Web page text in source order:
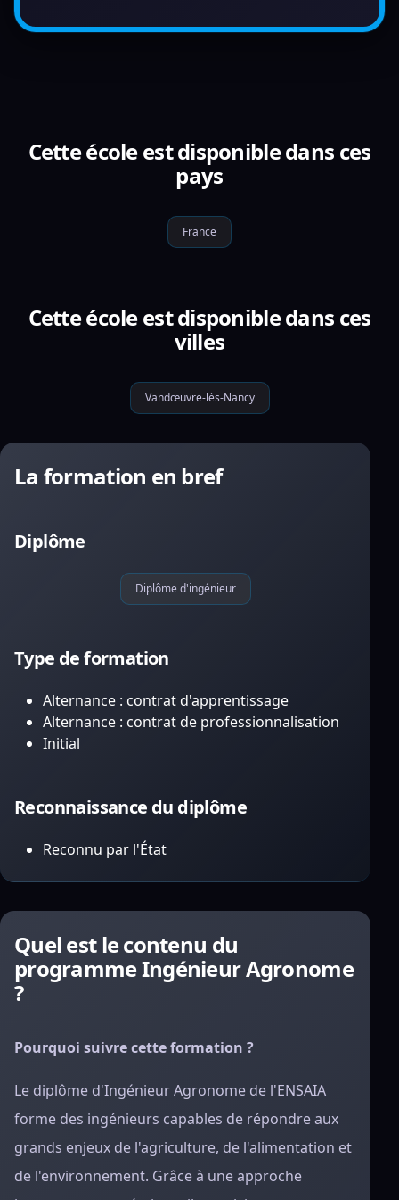
Cette école est disponible dans ces
pays
France
Cette école est disponible dans ces
villes
Vandœuvre-lès-Nancy
La formation en bref
Diplôme
Diplôme d'ingénieur
Type de formation
Alternance : contrat d'apprentissage
Alternance : contrat de professionnalisation
Initial
Reconnaissance du diplôme
Reconnu par l'État
Quel est le contenu du
programme Ingénieur Agronome
?
Pourquoi suivre cette formation ?
Le diplôme d'Ingénieur Agronome de l'ENSAIA
forme des ingénieurs capables de répondre aux
grands enjeux de l'agriculture, de l'alimentation et
de l'environnement. Grâce à une approche